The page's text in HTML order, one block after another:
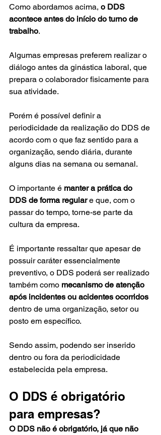
Como abordamos acima, o DDS
acontece antes do início do turno de
trabalho.
Algumas empresas preferem realizar o
diálogo antes da ginástica laboral, que
prepara o colaborador fisicamente para
sua atividade.
Porém é possível definir a
periodicidade da realização do DDS de
acordo com o que faz sentido para a
organização, sendo diária, durante
alguns dias na semana ou semanal.
O importante é manter a prática do
DDS de forma regular e que, com o
passar do tempo, torne-se parte da
cultura da empresa.
É importante ressaltar que apesar de
possuir caráter essencialmente
preventivo, o DDS poderá ser realizado
também como mecanismo de atenção
após incidentes ou acidentes ocorridos
dentro de uma organização, setor ou
posto em específico.
Sendo assim, podendo ser inserido
dentro ou fora da periodicidade
estabelecida pela empresa.
O DDS é obrigatório
para empresas?
O DDS não é obrigatório, já que não